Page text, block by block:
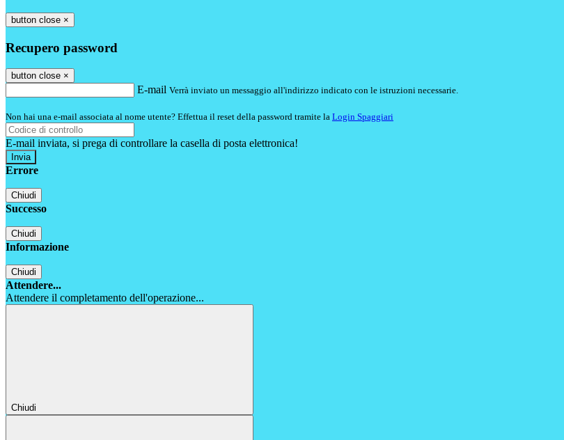
button close ×
Recupero password
button close ×
E-mail Verrà inviato un messaggio all'indirizzo indicato con le istruzioni necessarie.
Non hai una e-mail associata al nome utente? Effettua il reset della password tramite la Login Spaggiari
E-mail inviata, si prega di controllare la casella di posta elettronica!
Errore
Chiudi
Successo
Chiudi
Informazione
Chiudi
Attendere...
Attendere il completamento dell'operazione...
Chiudi